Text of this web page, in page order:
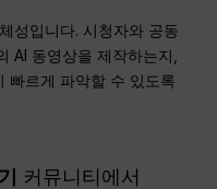
성입니다. 시청자와 공동
AI 동영상을 제작하는지,
빠르게 파악할 수 있도록
커뮤니티에서